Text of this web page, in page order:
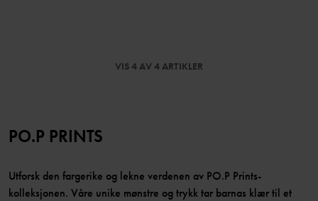
VIS 4 AV 4 ARTIKLER
PO.P PRINTS
Utforsk den fargerike og lekne verdenen av PO.P Prints-
kolleksjonen. Våre unike mønstre og trykk tar barnas klær til et